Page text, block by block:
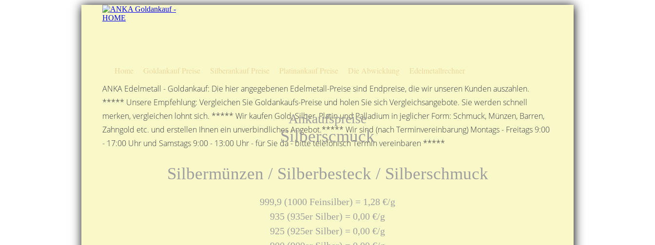
Home Goldankauf Preise Silberankauf Preise Platinankauf Preise Die Abwicklung Edelmetallrechner
ANKA Edelmetall - Goldankauf: Die hier angegebenen Edelmetall-Preise sind Endpreise, die wir unseren Kunden auszahlen.
***** Unsere Empfehlung: Vergleichen Sie Goldankaufs-Preise und holen Sie sich Vergleichsangebote. Sie werden schnell
merken, vergleichen lohnt sich. ***** Wir kaufen Gold, Silber, Platin und Palladium in jeglicher Form: Schmuck, Münzen, Barren,
Zahngold etc. und erstellen Ihnen ein unverbindliches Angebot.***** Wir sind (nach Terminvereinbarung) Montags - Freitags 9:00
- 17:00 Uhr und Samstags 9:00 - 13:00 Uhr - für Sie da - bitte telefonisch Termin vereinbaren *****
Ankaufspreise
Silberscmuck
Silbermünzen / Silberbesteck / Silberschmuck
999,9 (1000 Feinsilber) = 1,28 €/g
935 (935er Silber) = 0,00 €/g
925 (925er Silber) = 0,00 €/g